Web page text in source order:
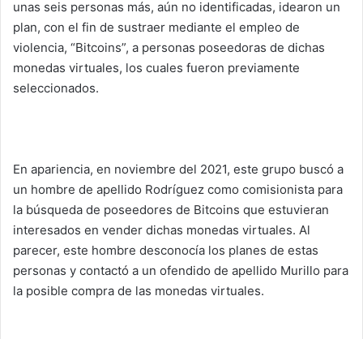
unas seis personas más, aún no identificadas, idearon un
plan, con el fin de sustraer mediante el empleo de
violencia, “Bitcoins”, a personas poseedoras de dichas
monedas virtuales, los cuales fueron previamente
seleccionados.
En apariencia, en noviembre del 2021, este grupo buscó a
un hombre de apellido Rodríguez como comisionista para
la búsqueda de poseedores de Bitcoins que estuvieran
interesados en vender dichas monedas virtuales. Al
parecer, este hombre desconocía los planes de estas
personas y contactó a un ofendido de apellido Murillo para
la posible compra de las monedas virtuales.